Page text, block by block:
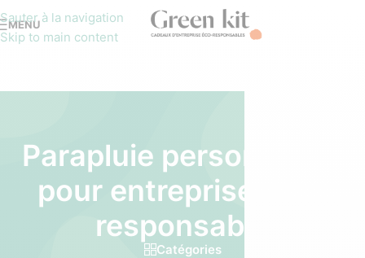
Sauter à la navigation
Skip to main content
MENU
Parapluie personnalisé
pour entreprise éco-
responsable
Catégories